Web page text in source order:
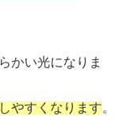
かい光になりま
やすくなります。